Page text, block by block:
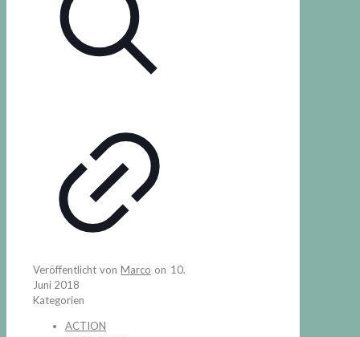
Veröffentlicht vonMarco on 10.
Juni 2018
Kategorien
ACTION